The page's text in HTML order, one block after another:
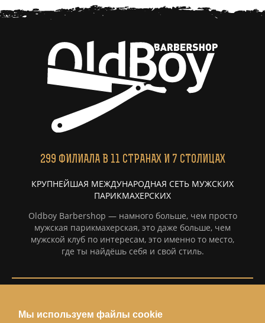
299 ФИЛИАЛАВ 11 СТРАНАХ И 7 СТОЛИЦАХ
КРУПНЕЙШАЯ МЕЖДУНАРОДНАЯ СЕТЬ МУЖСКИХ
ПАРИКМАХЕРСКИХ
Oldboy Barbershop — намного больше, чем просто
мужская парикмахерская, это даже больше, чем
мужской клуб по интересам, это именно то место,
где ты найдёшь себя и свой стиль.
Политка конфиденциальности
Мы используем файлы cookie